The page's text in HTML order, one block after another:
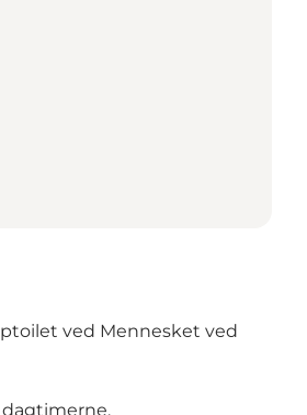
ved Mennesket ved